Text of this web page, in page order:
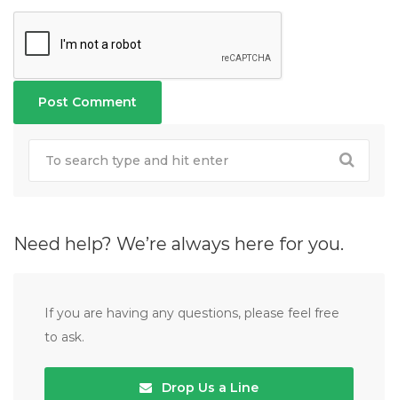
Need help? We’re always here for you.
If you are having any questions, please feel free
to ask.
Drop Us a Line